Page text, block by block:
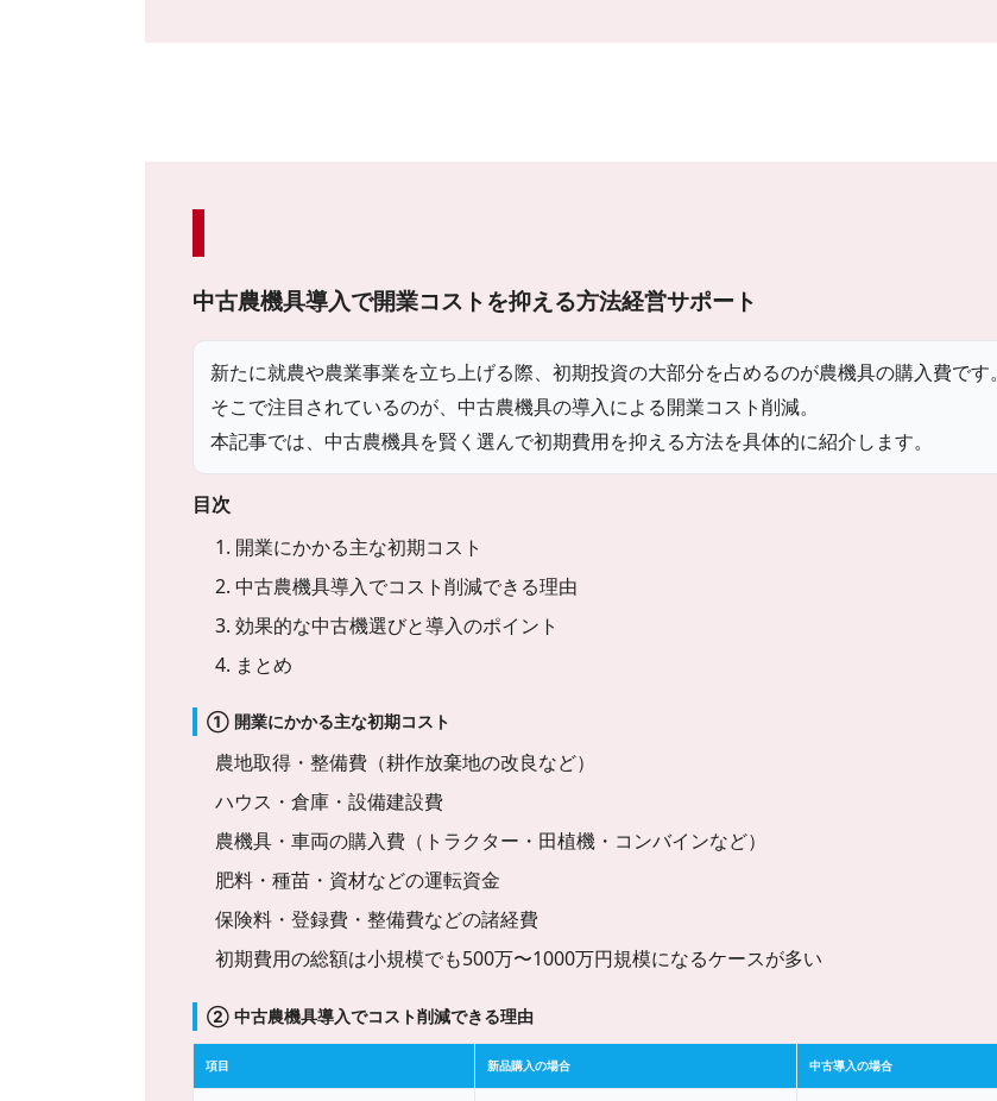
中古農機具導入で開業コストを抑える方法経営サポート
新たに就農や農業事業を立ち上げる際、初期投資の大部分を占めるのが農機具の購入費です。
そこで注目されているのが、中古農機具の導入による開業コスト削減。
本記事では、中古農機具を賢く選んで初期費用を抑える方法を具体的に紹介します。
目次
1. 開業にかかる主な初期コスト
2. 中古農機具導入でコスト削減できる理由
3. 効果的な中古機選びと導入のポイント
4. まとめ
① 開業にかかる主な初期コスト
農地取得・整備費（耕作放棄地の改良など）
ハウス・倉庫・設備建設費
農機具・車両の購入費（トラクター・田植機・コンバインなど）
肥料・種苗・資材などの運転資金
保険料・登録費・整備費などの諸経費
初期費用の総額は小規模でも500万〜1000万円規模になるケースが多い
② 中古農機具導入でコスト削減できる理由
項目 新品購入の場合 中古導入の場合